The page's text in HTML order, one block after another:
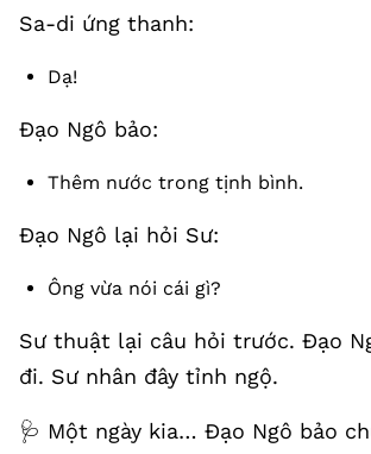
Sa-di ứng thanh:
Dạ!
Đạo Ngô bảo:
Thêm nước trong tịnh bình.
Đạo Ngô lại hỏi Sư:
Ông vừa nói cái gì?
Sư thuật lại câu hỏi trước. Đạo
đi. Sư nhân đây tỉnh ngộ.
🩺 Một ngày kia… Đạo Ngô bảo